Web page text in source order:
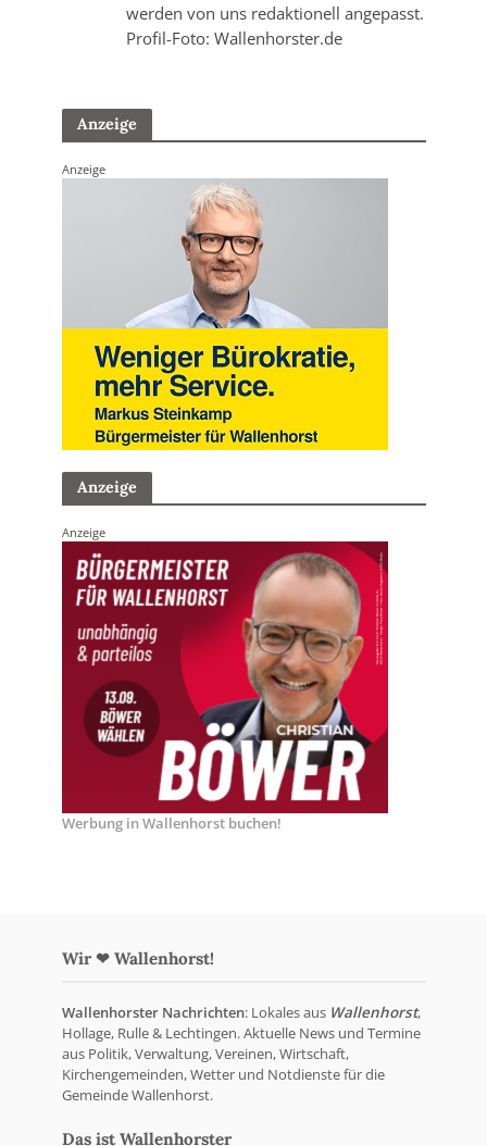
werden von uns redaktionell angepasst.
Profil-Foto: Wallenhorster.de
Anzeige
Anzeige
Anzeige
Anzeige
Werbung in Wallenhorst buchen!
Wir ❤ Wallenhorst!
Wallenhorster Nachrichten: Lokales aus Wallenhorst,
Hollage, Rulle & Lechtingen. Aktuelle News und Termine
aus Politik, Verwaltung, Vereinen, Wirtschaft,
Kirchengemeinden, Wetter und Notdienste für die
Gemeinde Wallenhorst.
Das ist Wallenhorster